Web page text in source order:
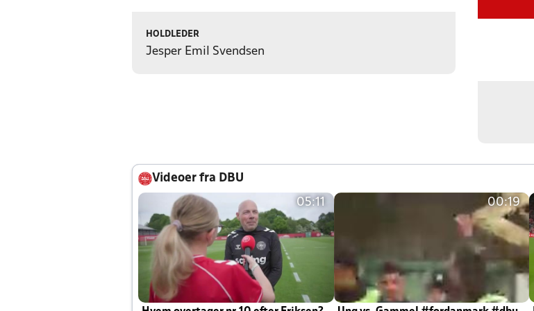
HOLDLEDER
Jesper Emil Svendsen
Videoer fra DBU
05:11 00:19